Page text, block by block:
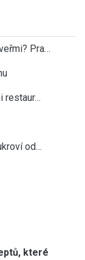
Pra…
restaur…
od…
které